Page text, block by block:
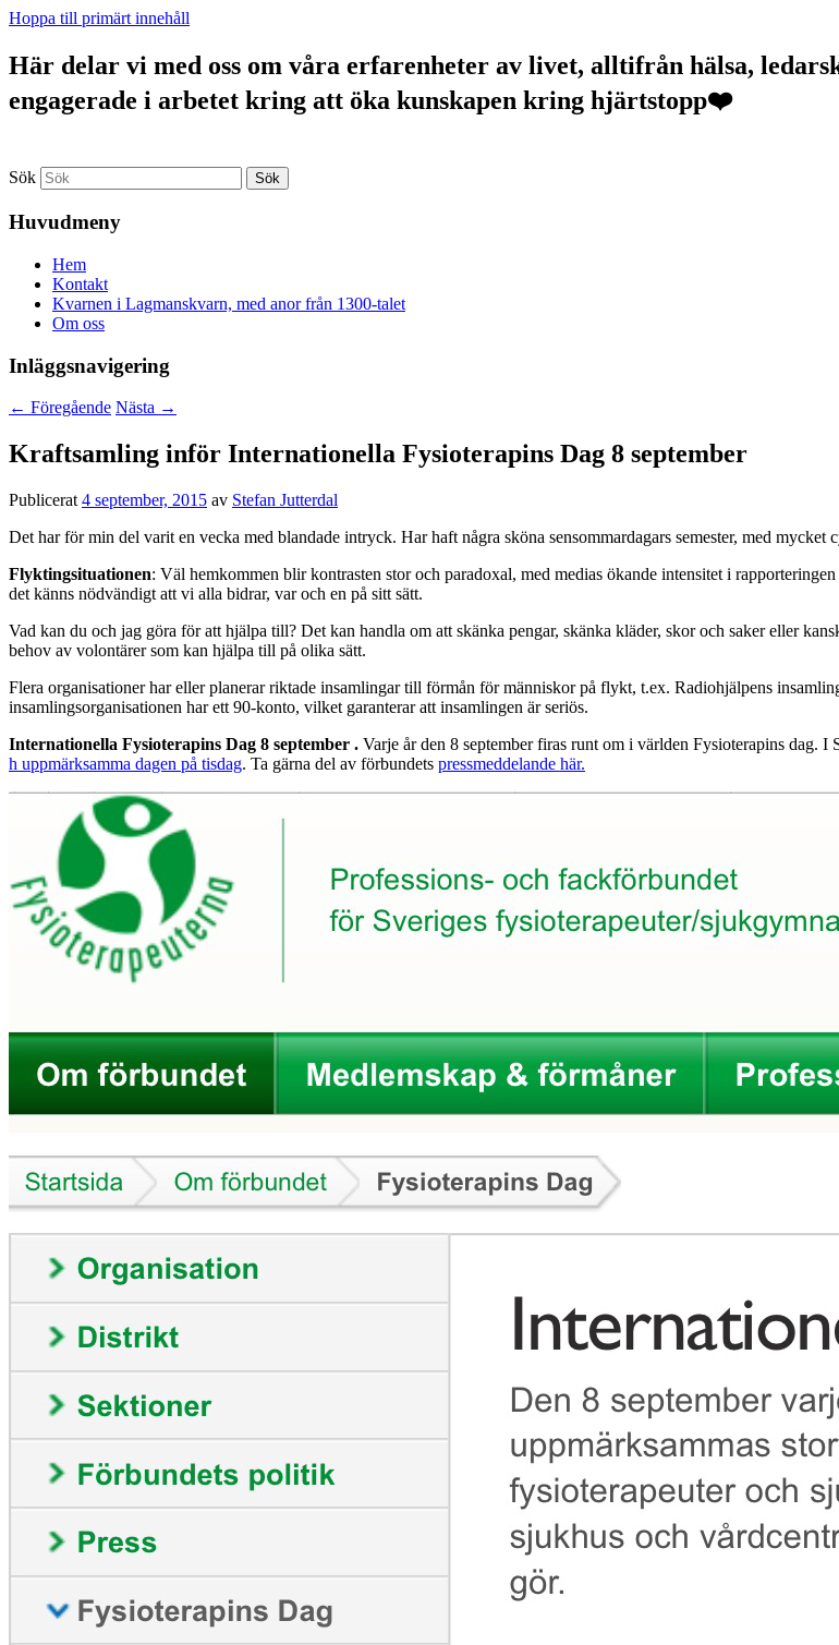
Hoppa till primärt innehåll
Här delar vi med oss om våra erfarenheter av livet, alltifrån hälsa,
engagerade i arbetet kring att öka kunskapen kring hjärtstopp❤️
Sök
Huvudmeny
Hem
Kontakt
Kvarnen i Lagmanskvarn, med anor från 1300-talet
Om oss
Inläggsnavigering
← Föregående Nästa →
Kraftsamling inför Internationella Fysioterapins Dag 8 september
Publicerat 4 september, 2015 av Stefan Jutterdal
Det har för min del varit en vecka med blandade intryck. Har haft några sköna sensommardagars semester, med
Flyktingsituationen: Väl hemkommen blir kontrasten stor och paradoxal, med medias ökande intensitet i
det känns nödvändigt att vi alla bidrar, var och en på sitt sätt.
Vad kan du och jag göra för att hjälpa till? Det kan handla om att skänka pengar, skänka kläder, skor och saker eller
behov av volontärer som kan hjälpa till på olika sätt.
Flera organisationer har eller planerar riktade insamlingar till förmån för människor på flykt, t.ex. Radiohjälpens
insamlingsorganisationen har ett 90-konto, vilket garanterar att insamlingen är seriös.
Internationella Fysioterapins Dag 8 september . Varje år den 8 september firas runt om i världen Fysioterapins dag. I
h uppmärksamma dagen på tisdag. Ta gärna del av förbundets pressmeddelande här.